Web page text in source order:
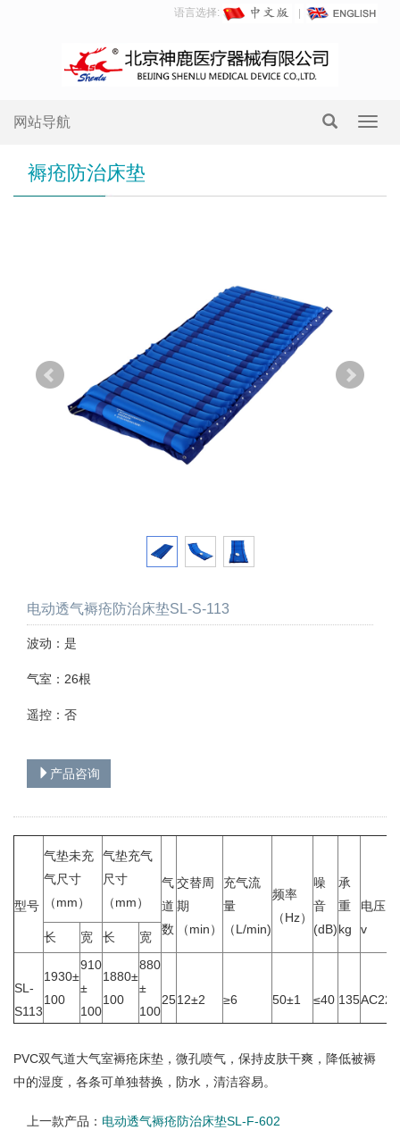
语言选择:
网站导航
褥疮防治床垫
电动透气褥疮防治床垫SL-S-113
波动：是
气室：26根
遥控：否
产品咨询
型号
气垫未充
气尺寸
（mm）
气垫充气
尺寸
（mm）
气
道
数
交替周
期
（min）
充气流
量
（L/min)
频率
（Hz）
噪
音
(dB)
承
重
kg
电压
v
长 宽 长 宽
SL-
S113
1930±
100
910
±
100
1880±
100
880
±
100
2512±2 ≥6 50±1 ≤40 135
PVC双气道大气室褥疮床垫，微孔喷气，保持皮肤干爽，降低被褥
中的湿度，各条可单独替换，防水，清洁容易。
上一款产品： 电动透气褥疮防治床垫SL-F-602